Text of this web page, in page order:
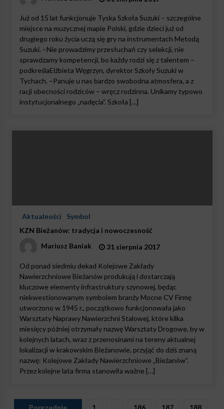
Już od 15 lat funkcjonuje Tyska Szkoła Suzuki – szczególne
miejsce na muzycznej mapie Polski, gdzie dzieci już od
drugiego roku życia uczą się gry na instrumentach Metodą
Suzuki. –Nie prowadzimy przesłuchań czy selekcji, nie
sprawdzamy kompetencji, bo każdy rodzi się z talentem –
podkreślaElżbieta Węgrzyn, dyrektor Szkoły Suzuki w
Tychach. –Panuje u nas bardzo swobodna atmosfera, a z
racji obecności rodziców – wręcz rodzinna. Unikamy typowo
instytucjonalnego „nadęcia”. Szkoła […]
Aktualności
Symbol
KZN Bieżanów: tradycja i nowoczesność
Mariusz Baniak
31 sierpnia 2017
Od ponad siedmiu dekad Kolejowe Zakłady
Nawierzchniowe Bieżanów produkują i dostarczają
kluczowe elementy infrastruktury szynowej, będąc
niekwestionowanym symbolem branży Mocne CV Firmę
utworzono w 1945 r., początkowo funkcjonowała jako
Warsztaty Naprawy Nawierzchni Stalowej, które kilka
miesięcy później otrzymały nazwę Warsztaty Drogowe, by w
kolejnych latach, wraz z przenosinami na tereny aktualnej
lokalizacji w krakowskim Bieżanowie, przyjąć do dziś znaną
nazwę: Kolejowe Zakłady Nawierzchniowe „Bieżanów”.
Przez kolejne lata firma stanowiła ważne […]
Stronicowanie
Poprzednie 1 … 186 187
188